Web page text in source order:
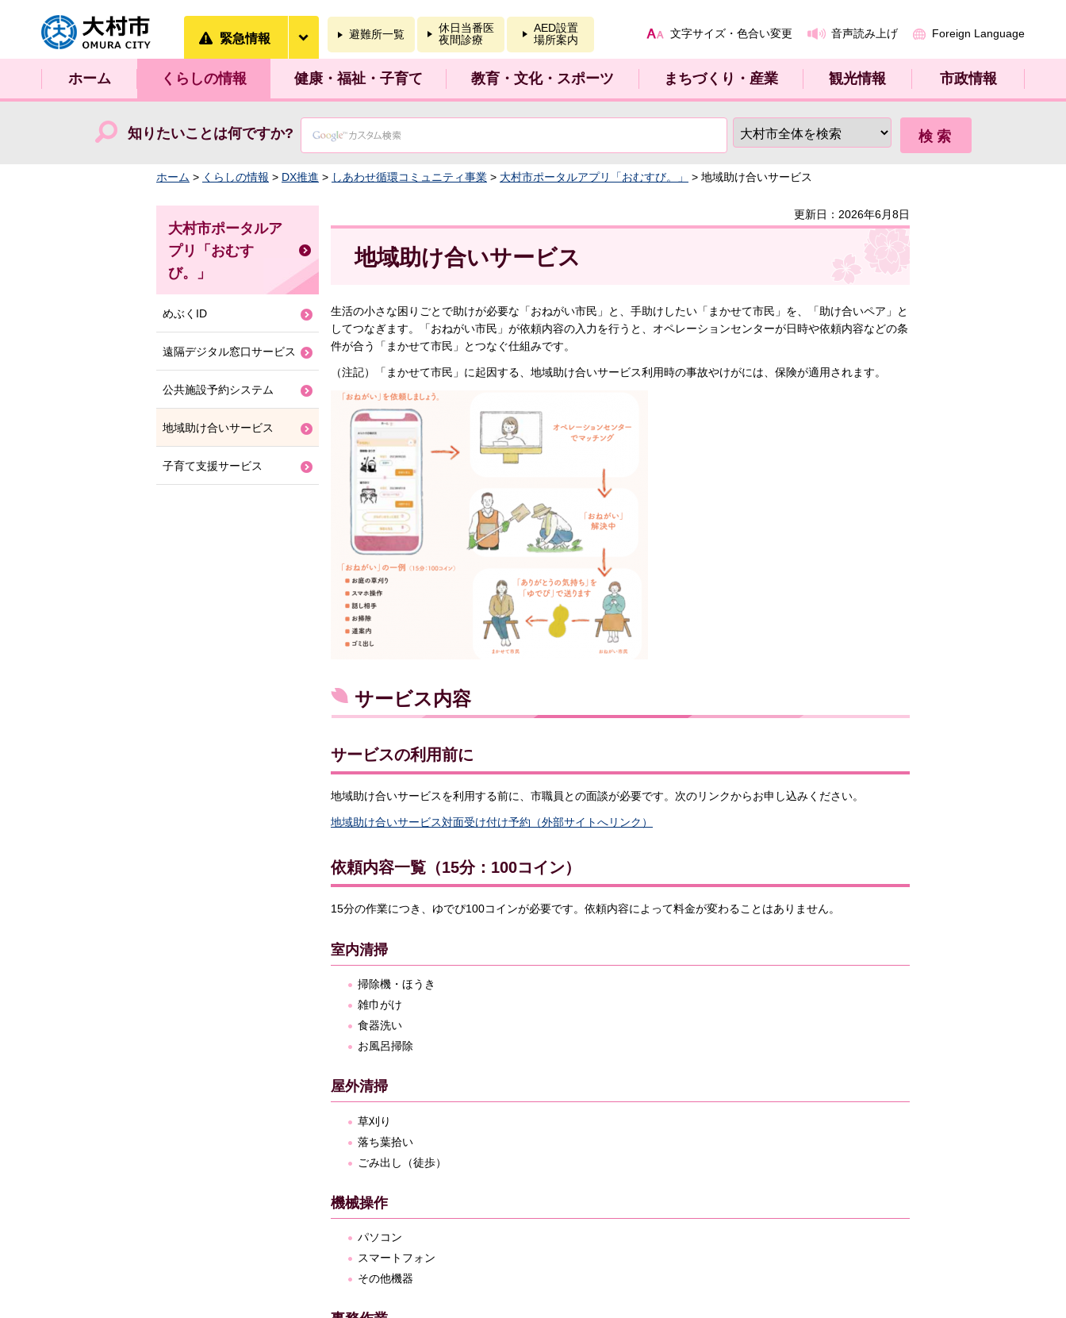
大村市
緊急情報 避難所一覧
休日当番医
夜間診療
AED設置
場所案内
文字サイズ・色合い変更 音声読み上げ Foreign Language
ホーム くらしの情報 健康・福祉・子育て 教育・文化・スポーツ まちづくり・産業 観光情報 市政情報
知りたいことは何ですか?
ホーム > くらしの情報 > DX推進 > しあわせ循環コミュニティ事業 > 大村市ポータルアプリ「おむすび。」 > 地域助け合いサービス
更新日：2026年6月8日
地域助け合いサービス
生活の小さな困りごとで助けが必要な「おねがい市民」と、手助けしたい「まかせて市民」を、「助け合いペア」と
してつなぎます。「おねがい市民」が依頼内容の入力を行うと、オペレーションセンターが日時や依頼内容などの条
件が合う「まかせて市民」とつなぐ仕組みです。
（注記）「まかせて市民」に起因する、地域助け合いサービス利用時の事故やけがには、保険が適用されます。
サービス内容
サービスの利用前に
地域助け合いサービスを利用する前に、市職員との面談が必要です。次のリンクからお申し込みください。
地域助け合いサービス対面受け付け予約（外部サイトへリンク）
依頼内容一覧（15分：100コイン）
15分の作業につき、ゆでぴ100コインが必要です。依頼内容によって料金が変わることはありません。
室内清掃
掃除機・ほうき
雑巾がけ
食器洗い
お風呂掃除
屋外清掃
草刈り
落ち葉拾い
ごみ出し（徒歩）
機械操作
パソコン
スマートフォン
その他機器
大村市ポータルア
プリ「おむす
び。」
めぶくID
遠隔デジタル窓口サービス
公共施設予約システム
地域助け合いサービス
子育て支援サービス